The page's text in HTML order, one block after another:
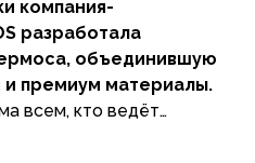
компания-
разработала
объединившую
и премиум материалы.
всем, кто ведёт
спортом,